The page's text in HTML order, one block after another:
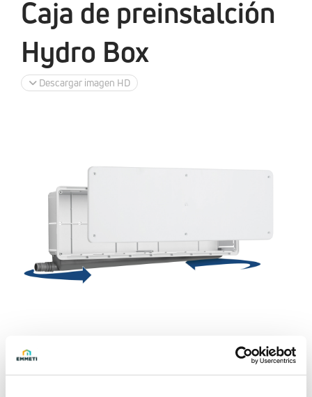
Caja de preinstalción
Hydro Box
Descargar imagen HD
Solicite información